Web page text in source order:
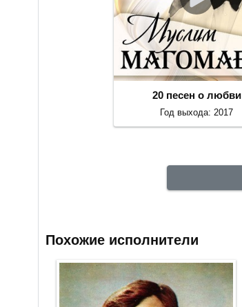
20 песен о любви
Год выхода: 2017
Похожие исполнители